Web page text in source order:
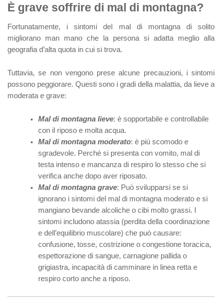
È grave soffrire di mal di montagna?
Fortunatamente, i sintomi del mal di montagna di solito
migliorano man mano che la persona si adatta meglio alla
geografia d’alta quota in cui si trova.
Tuttavia, se non vengono prese alcune precauzioni, i sintomi
possono peggiorare. Questi sono i gradi della malattia, da lieve a
moderata e grave:
Mal di montagna lieve: è sopportabile e controllabile
con il riposo e molta acqua.
Mal di montagna moderato: è più scomodo e
sgradevole. Perché si presenta con vomito, mal di
testa intenso e mancanza di respiro lo stesso che si
verifica anche dopo aver riposato.
Mal di montagna grave: Può svilupparsi se si
ignorano i sintomi del mal di montagna moderato e si
mangiano bevande alcoliche o cibi molto grassi. I
sintomi includono atassia (perdita della coordinazione
e dell’equilibrio muscolare) che può causare:
confusione, tosse, costrizione o congestione toracica,
espettorazione di sangue, carnagione pallida o
grigiastra, incapacità di camminare in linea retta e
respiro corto anche a riposo.